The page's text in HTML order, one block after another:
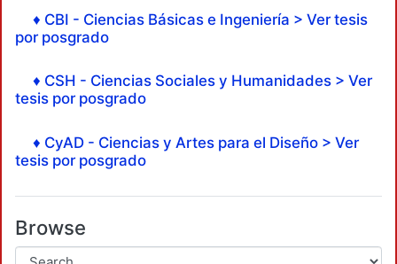
♦ CBI - Ciencias Básicas e Ingeniería > Ver tesis
por posgrado
♦ CSH - Ciencias Sociales y Humanidades > Ver
tesis por posgrado
♦ CyAD - Ciencias y Artes para el Diseño > Ver
tesis por posgrado
Browse